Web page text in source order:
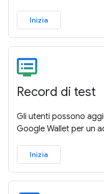
Inizia
Record di test
Gli utenti possono
Google Wallet per un
Inizia